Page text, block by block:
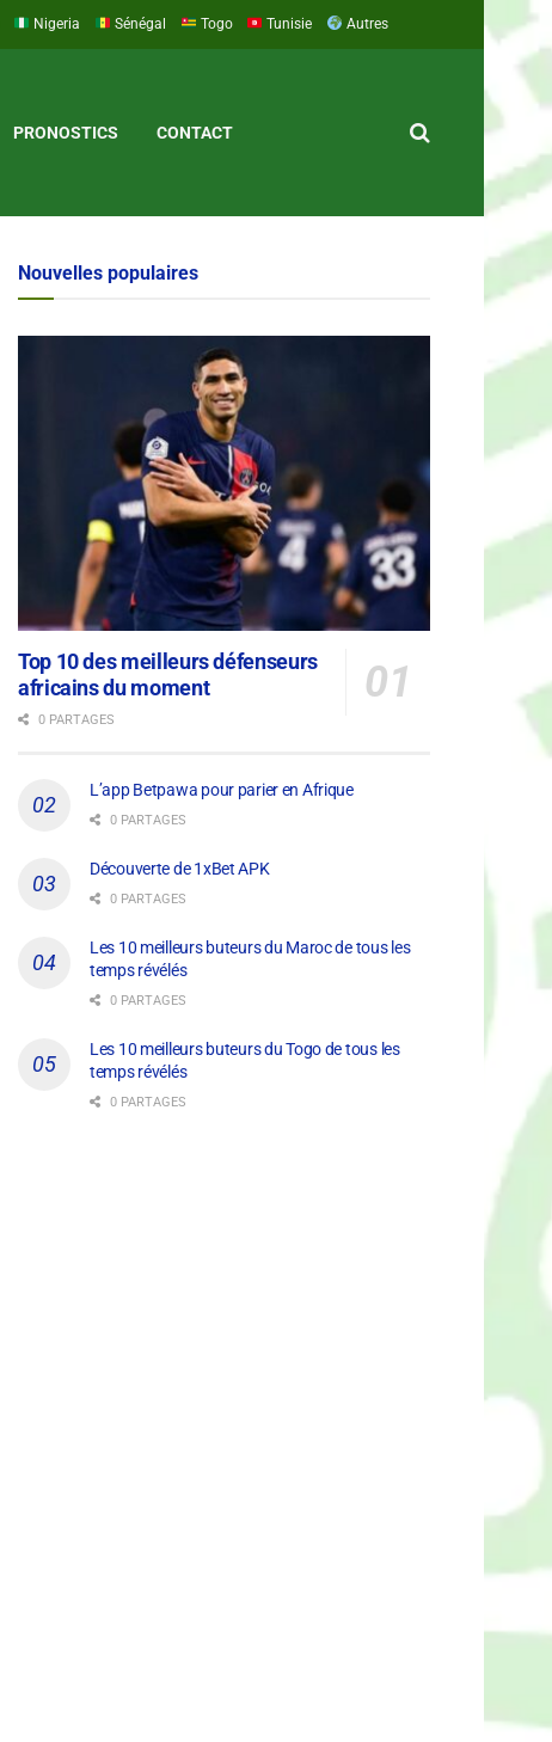
Nigeria Sénégal Togo Tunisie Autres
PRONOSTICS CONTACT
Nouvelles populaires
Top 10 des meilleurs défenseurs
africains du moment
0 PARTAGES
L’app Betpawa pour parier en Afrique
0 PARTAGES
Découverte de 1xBet APK
0 PARTAGES
Les 10 meilleurs buteurs du Maroc de tous les
temps révélés
0 PARTAGES
Les 10 meilleurs buteurs du Togo de tous les
temps révélés
0 PARTAGES